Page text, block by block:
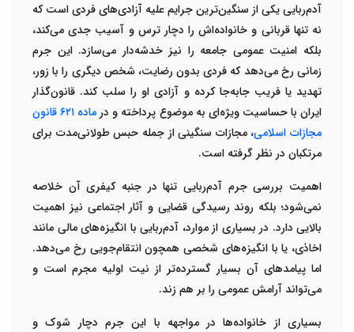
آدم‌ربایی یکی از سنگین‌ترین جرایم علیه آزادی‌های فردی است که
نه تنها قربانی و خانواده‌اش را دچار ترس و آسیب جدی می‌کند،
بلکه امنیت عمومی جامعه را نیز خدشه‌دار می‌سازد. این جرم
زمانی رخ می‌دهد که فردی بدون رضایت، شخص دیگری را با زور،
تهدید یا فریب جابه‌جا کرده و آزادی او را سلب کند. قانون‌گذار
ایران با حساسیت ویژه‌ای به موضوع پرداخته و در ماده ۶۲۱قانون
مجازات اسلامی، مجازات سنگینی از جمله حبس طولانی‌مدت برای
مرتکبان در نظر گرفته است.
اهمیت بررسی جرم آدم‌ربایی تنها در جنبه کیفری آن خلاصه
نمی‌شود؛ بلکه روند رسیدگی قضایی و آثار اجتماعی نیز اهمیت
بالایی دارد. در بسیاری از موارد، آدم‌ربایی با انگیزه‌های مالی مانند
اخاذی، یا با انگیزه‌های شخصی همچون انتقام‌جویی رخ می‌دهد.
اما پیامدهای آن بسیار گسترده‌تر از نیت اولیه مجرم است و
می‌تواند آرامش عمومی را بر هم زند.
بسیاری از خانواده‌ها در مواجهه با این جرم دچار شوک و